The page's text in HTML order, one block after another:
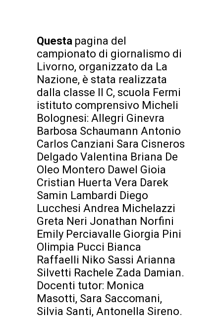
Questa pagina del
campionato di giornalismo di
Livorno, organizzato da La
Nazione, è stata realizzata
dalla classe II C, scuola Fermi
istituto comprensivo Micheli
Bolognesi: Allegri Ginevra
Barbosa Schaumann Antonio
Carlos Canziani Sara Cisneros
Delgado Valentina Briana De
Oleo Montero Dawel Gioia
Cristian Huerta Vera Darek
Samin Lambardi Diego
Lucchesi Andrea Michelazzi
Greta Neri Jonathan Norfini
Emily Perciavalle Giorgia Pini
Olimpia Pucci Bianca
Raffaelli Niko Sassi Arianna
Silvetti Rachele Zada Damian.
Docenti tutor: Monica
Masotti, Sara Saccomani,
Silvia Santi, Antonella Sireno.